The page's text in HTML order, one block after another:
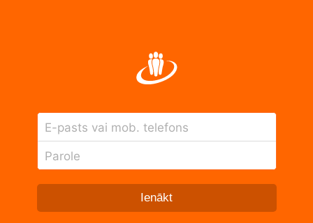
E-pasts vai mob. telefons
Parole
Ienākt